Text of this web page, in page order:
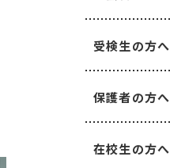
受検生の方へ
保護者の方へ
在校生の方へ